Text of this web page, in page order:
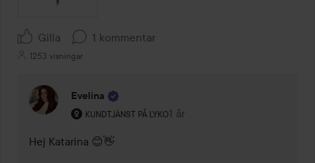
Gilla 1 kommentar
1253 visningar
Evelina
KUNDTJÄNST PÅ LYKO
Användarens roll: Kundtjänst på Lyko.
1 år
Kommentaren lades 1 år
Hej Katarina 😊👋